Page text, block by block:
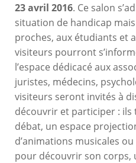
23 avril 2016. Ce salon
situation de handicap
proches, aux étudiants et
visiteurs pourront
l’espace dédicacé aux
juristes, médecins,
visiteurs seront invités à
découvrir et participer :
débat, un espace
d’animations musicales
pour découvrir son corps,